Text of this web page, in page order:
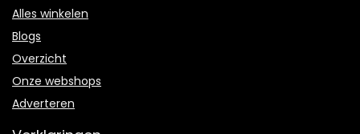
Alles winkelen
Blogs
Overzicht
Onze webshops
Adverteren